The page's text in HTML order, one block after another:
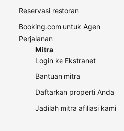
Reservasi restoran
Booking.com untuk Agen
Perjalanan
Mitra
Login ke Ekstranet
Bantuan mitra
Daftarkan properti Anda
Jadilah mitra afiliasi kami